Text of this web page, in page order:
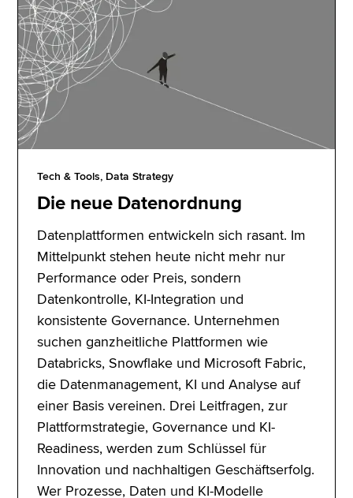
Tech & Tools, Data Strategy
Die neue Datenordnung
Datenplattformen entwickeln sich rasant. Im
Mittelpunkt stehen heute nicht mehr nur
Performance oder Preis, sondern
Datenkontrolle, KI-Integration und
konsistente Governance. Unternehmen
suchen ganzheitliche Plattformen wie
Databricks, Snowflake und Microsoft Fabric,
die Datenmanagement, KI und Analyse auf
einer Basis vereinen. Drei Leitfragen, zur
Plattformstrategie, Governance und KI-
Readiness, werden zum Schlüssel für
Innovation und nachhaltigen Geschäftserfolg.
Wer Prozesse, Daten und KI-Modelle